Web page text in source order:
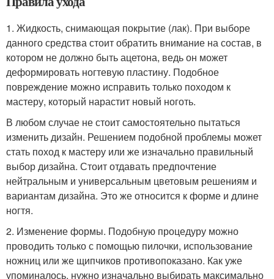
1. Жидкость, снимающая покрытие (лак). При выборе
данного средства стоит обратить внимание на состав, в
котором не должно быть ацетона, ведь он может
деформировать ногтевую пластину. Подобное
повреждение можно исправить только походом к
мастеру, который нарастит новый ноготь.
В любом случае не стоит самостоятельно пытаться
изменить дизайн. Решением подобной проблемы может
стать поход к мастеру или же изначально правильный
выбор дизайна. Стоит отдавать предпочтение
нейтральным и универсальным цветовым решениям и
вариантам дизайна. Это же относится к форме и длине
ногтя.
2. Изменение формы. Подобную процедуру можно
проводить только с помощью пилочки, использование
ножниц или же щипчиков противопоказано. Как уже
упоминалось, нужно изначально выбирать максимально